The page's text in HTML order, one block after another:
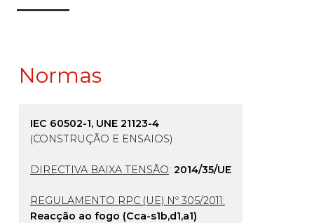
Normas
IEC 60502-1, UNE 21123-4
(CONSTRUÇÃO E ENSAIOS)
DIRECTIVA BAIXA TENSÃO: 2014/35/UE
REGULAMENTO RPC (UE) Nº 305/2011:
Reacção ao fogo (Cca-s1b,d1,a1)